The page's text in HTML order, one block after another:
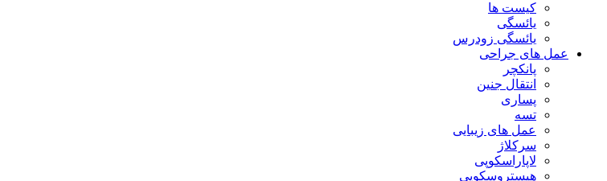
کیست ها
یائسگی
یائسگی زودرس
عمل های جراحی
پانکچر
انتقال جنین
پساری
تسه
عمل های زیبایی
سرکلاژ
لاپاراسکوپی
هیستروسکوپی